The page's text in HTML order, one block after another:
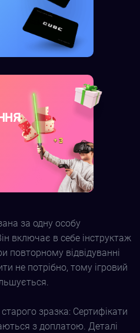
за одну особу
включає в себе інструктаж
повторному відвідуванні
не потрібно, тому ігровий
зразка: Сертифікати
з доплатою. Деталі